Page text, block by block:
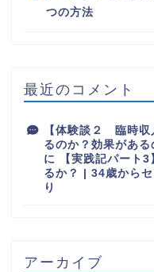
つの方法
最近のコメント
【体験談２ 臨時収
るのか？効果があ
に
【実践記パート
るか？ | 34歳から
り
アーカイブ